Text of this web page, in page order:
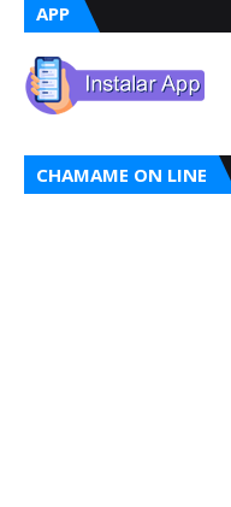
APP
CHAMAME ON LINE